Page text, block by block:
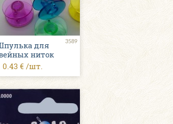
3589
для
ниток
0.43 € /шт.